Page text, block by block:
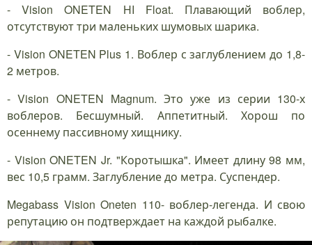
- Vision ONETEN HI Float. Плавающий воблер,
отсутствуют три маленьких шумовых шарика.
- Vision ONETEN Plus 1. Воблер с заглублением до 1,8-
2 метров.
- Vision ONETEN Magnum. Это уже из серии 130-х
воблеров. Бесшумный. Аппетитный. Хорош по
осеннему пассивному хищнику.
- Vision ONETEN Jr. "Коротышка". Имеет длину 98 мм,
вес 10,5 грамм. Заглубление до метра. Суспендер.
Megabass Vision Oneten 110- воблер-легенда. И свою
репутацию он подтверждает на каждой рыбалке.